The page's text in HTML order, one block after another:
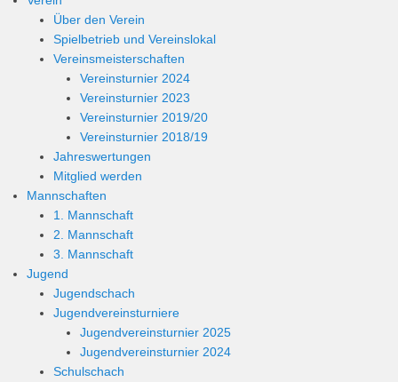
Über den Verein
Spielbetrieb und Vereinslokal
Vereinsmeisterschaften
Vereinsturnier 2024
Vereinsturnier 2023
Vereinsturnier 2019/20
Vereinsturnier 2018/19
Jahreswertungen
Mitglied werden
Mannschaften
1. Mannschaft
2. Mannschaft
3. Mannschaft
Jugend
Jugendschach
Jugendvereinsturniere
Jugendvereinsturnier 2025
Jugendvereinsturnier 2024
Schulschach